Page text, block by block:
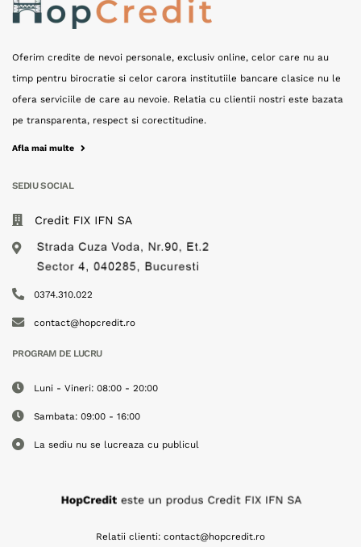
Oferim credite de nevoi personale, exclusiv online, celor care nu au
timp pentru birocratie si celor carora institutiile bancare clasice nu le
ofera serviciile de care au nevoie. Relatia cu clientii nostri este bazata
pe transparenta, respect si corectitudine.
Afla mai multe
SEDIU SOCIAL
0374.310.022
contact@hopcredit.ro
PROGRAM DE LUCRU
Luni - Vineri: 08:00 - 20:00
Sambata: 09:00 - 16:00
La sediu nu se lucreaza cu publicul
Relatii clienti: contact@hopcredit.ro